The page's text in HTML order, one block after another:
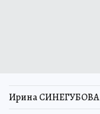
Ирина СИНЕГУБОВА